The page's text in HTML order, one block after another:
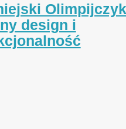
Olimpijczyk
design i